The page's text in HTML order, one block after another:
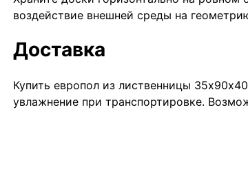
воздействие внешней среды на
Доставка
Купить европол из лиственницы
увлажнение при транспортировке.